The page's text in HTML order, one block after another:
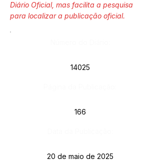
Diário Oficial, mas facilita a pesquisa
para localizar a publicação oficial.
14025
166
20 de maio de 2025